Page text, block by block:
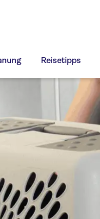
Reisetipps